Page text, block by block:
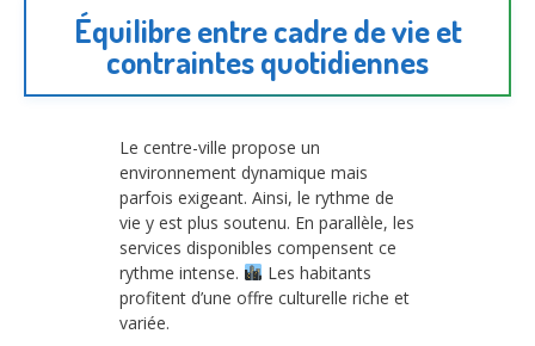
Équilibre entre cadre de vie et
contraintes quotidiennes
Le centre-ville propose un
environnement dynamique mais
parfois exigeant. Ainsi, le rythme de
vie y est plus soutenu. En parallèle, les
services disponibles compensent ce
rythme intense.
Les habitants
profitent d’une offre culturelle riche et
variée.